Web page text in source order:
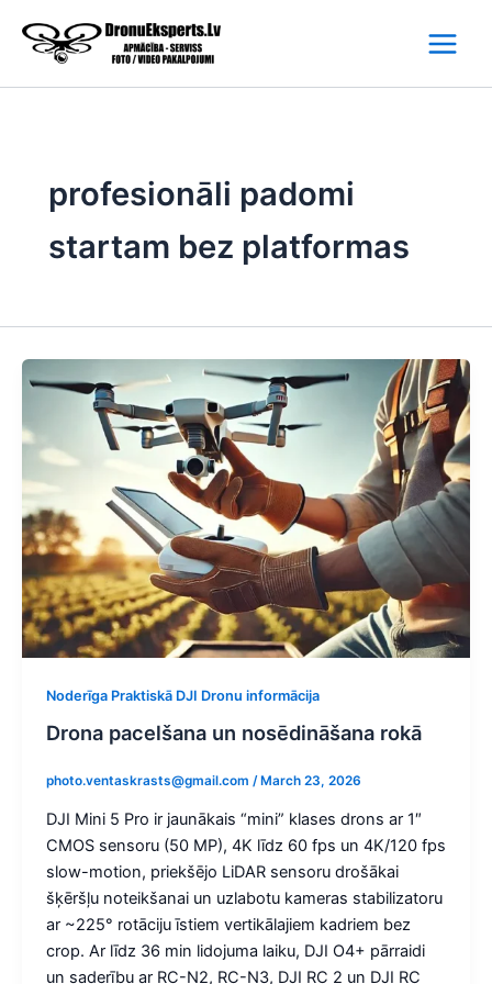
content
profesionāli padomi
startam bez platformas
Noderīga Praktiskā DJI Dronu informācija
Drona pacelšana un nosēdināšana rokā
photo.ventaskrasts@gmail.com / March 23, 2026
DJI Mini 5 Pro ir jaunākais “mini” klases drons ar 1″
CMOS sensoru (50 MP), 4K līdz 60 fps un 4K/120 fps
slow-motion, priekšējo LiDAR sensoru drošākai
šķēršļu noteikšanai un uzlabotu kameras stabilizatoru
ar ~225° rotāciju īstiem vertikālajiem kadriem bez
crop. Ar līdz 36 min lidojuma laiku, DJI O4+ pārraidi
un saderību ar RC-N2, RC-N3, DJI RC 2 un DJI RC